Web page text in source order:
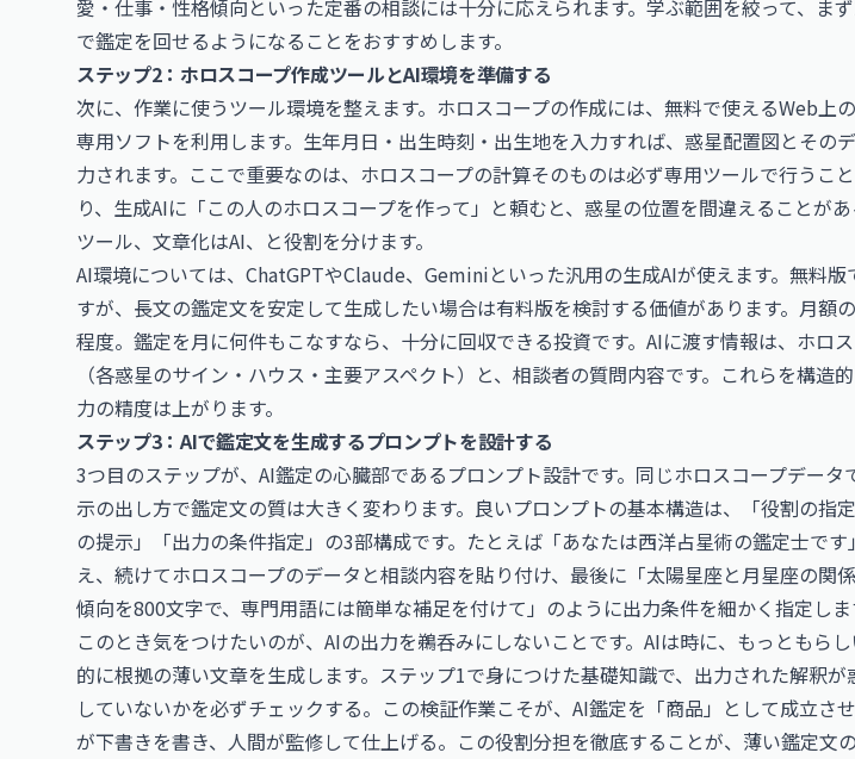
愛・仕事・性格傾向といった定番の相談には十分に応えられます。学ぶ範囲を絞って、ま
で鑑定を回せるようになることをおすすめします。
ステップ2：ホロスコープ作成ツールとAI環境を準備する
次に、作業に使うツール環境を整えます。ホロスコープの作成には、無料で使えるWeb上
専用ソフトを利用します。生年月日・出生時刻・出生地を入力すれば、惑星配置図とその
力されます。ここで重要なのは、ホロスコープの計算そのものは必ず専用ツールで行うこ
り、生成AIに「この人のホロスコープを作って」と頼むと、惑星の位置を間違えることが
ツール、文章化はAI、と役割を分けます。
AI環境については、ChatGPTやClaude、Geminiといった汎用の生成AIが使えます。無料版
すが、長文の鑑定文を安定して生成したい場合は有料版を検討する価値があります。月額
程度。鑑定を月に何件もこなすなら、十分に回収できる投資です。AIに渡す情報は、ホロ
（各惑星のサイン・ハウス・主要アスペクト）と、相談者の質問内容です。これらを構造
力の精度は上がります。
ステップ3：AIで鑑定文を生成するプロンプトを設計する
3つ目のステップが、AI鑑定の心臓部であるプロンプト設計です。同じホロスコープデータ
示の出し方で鑑定文の質は大きく変わります。良いプロンプトの基本構造は、「役割の指
の提示」「出力の条件指定」の3部構成です。たとえば「あなたは西洋占星術の鑑定士で
え、続けてホロスコープのデータと相談内容を貼り付け、最後に「太陽星座と月星座の関
傾向を800文字で、専門用語には簡単な補足を付けて」のように出力条件を細かく指定しま
このとき気をつけたいのが、AIの出力を鵜呑みにしないことです。AIは時に、もっともら
的に根拠の薄い文章を生成します。ステップ1で身につけた基礎知識で、出力された解釈
していないかを必ずチェックする。この検証作業こそが、AI鑑定を「商品」として成立さ
が下書きを書き、人間が監修して仕上げる。この役割分担を徹底することが、薄い鑑定文